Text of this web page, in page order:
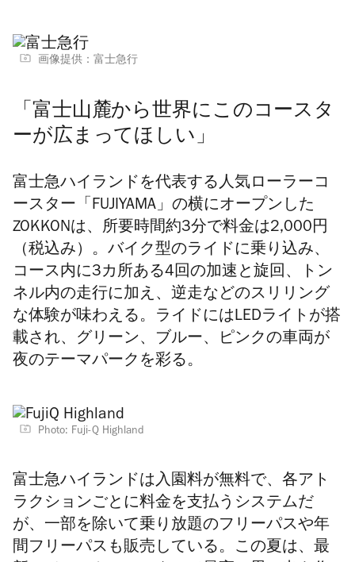
画像提供：富士急行
「富士山麓から世界にこのコースタ
ーが広まってほしい」
富士急ハイランドを代表する人気ローラーコ
ースター「FUJIYAMA」の横にオープンした
ZOKKONは、所要時間約3分で料金は2,000円
（税込み）。バイク型のライドに乗り込み、
コース内に3カ所ある4回の加速と旋回、トン
ネル内の走行に加え、逆走などのスリリング
な体験が味わえる。ライドにはLEDライトが搭
載され、グリーン、ブルー、ピンクの車両が
夜のテーマパークを彩る。
Photo: Fuji-Q Highland
富士急ハイランドは入園料が無料で、各アト
ラクションごとに料金を支払うシステムだ
が、一部を除いて乗り放題のフリーパスや年
間フリーパスも販売している。この夏は、最